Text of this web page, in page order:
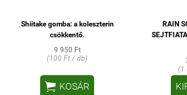
Shiitake gomba: a koleszterin
csökkentő.
9 950 Ft
(100 Ft / db)
 KOSÁR
RAIN
(1